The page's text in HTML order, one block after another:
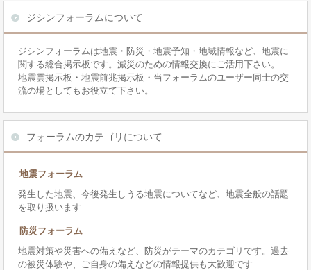
ジシンフォーラムについて
ジシンフォーラムは地震・防災・地震予知・地域情報など、地震に
関する総合掲示板です。減災のための情報交換にご活用下さい。
地震雲掲示板・地震前兆掲示板・当フォーラムのユーザー同士の交
流の場としてもお役立て下さい。
フォーラムのカテゴリについて
地震フォーラム
発生した地震、今後発生しうる地震についてなど、地震全般の話題
を取り扱います
防災フォーラム
地震対策や災害への備えなど、防災がテーマのカテゴリです。過去
の被災体験や、ご自身の備えなどの情報提供も大歓迎です